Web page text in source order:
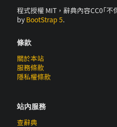
程式授權 MIT，辭典內容CC0｢
by BootStrap 5.
條款
關於本站
服務條款
隱私權條款
站內服務
查辭典